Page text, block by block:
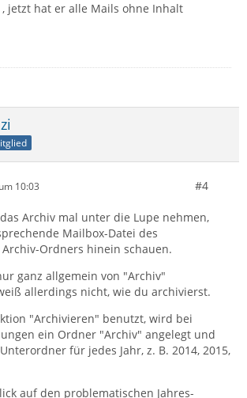
jetzt hat er alle Mails ohne Inhalt
10:03 #4
Archiv mal unter die Lupe nehmen,
Mailbox-Datei des
Ordners hinein schauen.
ganz allgemein von "Archiv"
allerdings nicht, wie du archivierst.
"Archivieren" benutzt, wird bei
ein Ordner "Archiv" angelegt und
für jedes Jahr, z. B. 2014, 2015,
auf den problematischen Jahres-